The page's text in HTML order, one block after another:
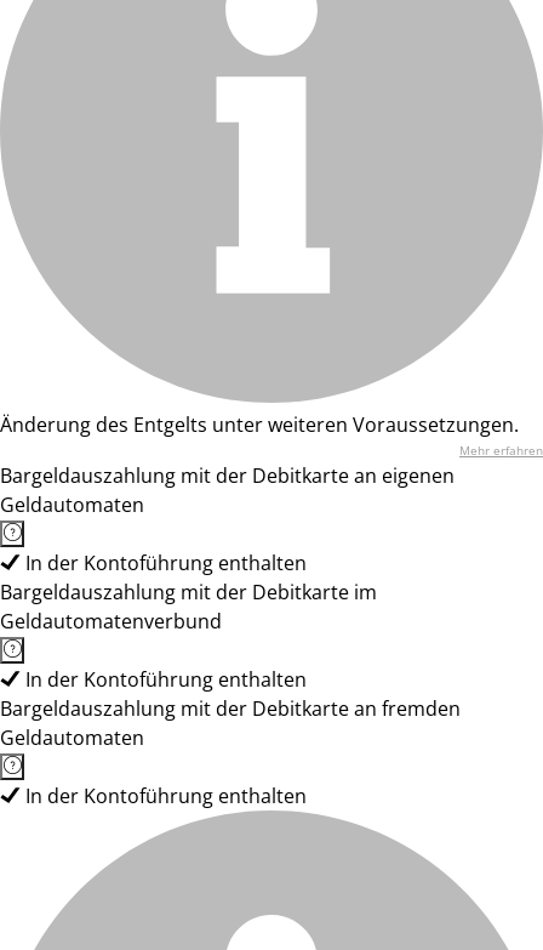
Änderung des Entgelts unter weiteren Voraussetzungen.
Mehr erfahren
Bargeldauszahlung mit der Debitkarte an eigenen
Geldautomaten
In der Kontoführung enthalten
Bargeldauszahlung mit der Debitkarte im
Geldautomatenverbund
In der Kontoführung enthalten
Bargeldauszahlung mit der Debitkarte an fremden
Geldautomaten
In der Kontoführung enthalten